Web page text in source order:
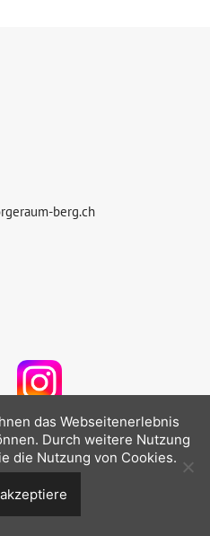
berg.ch
Berg
das Webseitenerlebnis
Durch weitere Nutzung
die Nutzung von Cookies.